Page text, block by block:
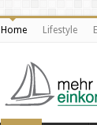
Home Lifestyle